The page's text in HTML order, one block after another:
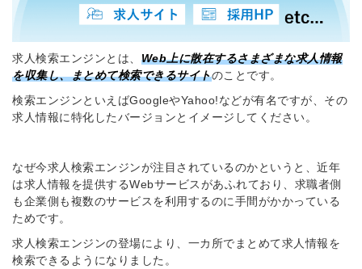
求人検索エンジンとは、 Web上に散在するさまざまな求人情報
を収集し、まとめて検索できるサイトのことです。
検索エンジンといえばGoogleやYahoo!などが有名ですが、その
求人情報に特化したバージョンとイメージしてください。
なぜ今求人検索エンジンが注目されているのかというと、近年
は求人情報を提供するWebサービスがあふれており、求職者側
も企業側も複数のサービスを利用するのに手間がかかっている
ためです。
求人検索エンジンの登場により、一カ所でまとめて求人情報を
検索できるようになりました。